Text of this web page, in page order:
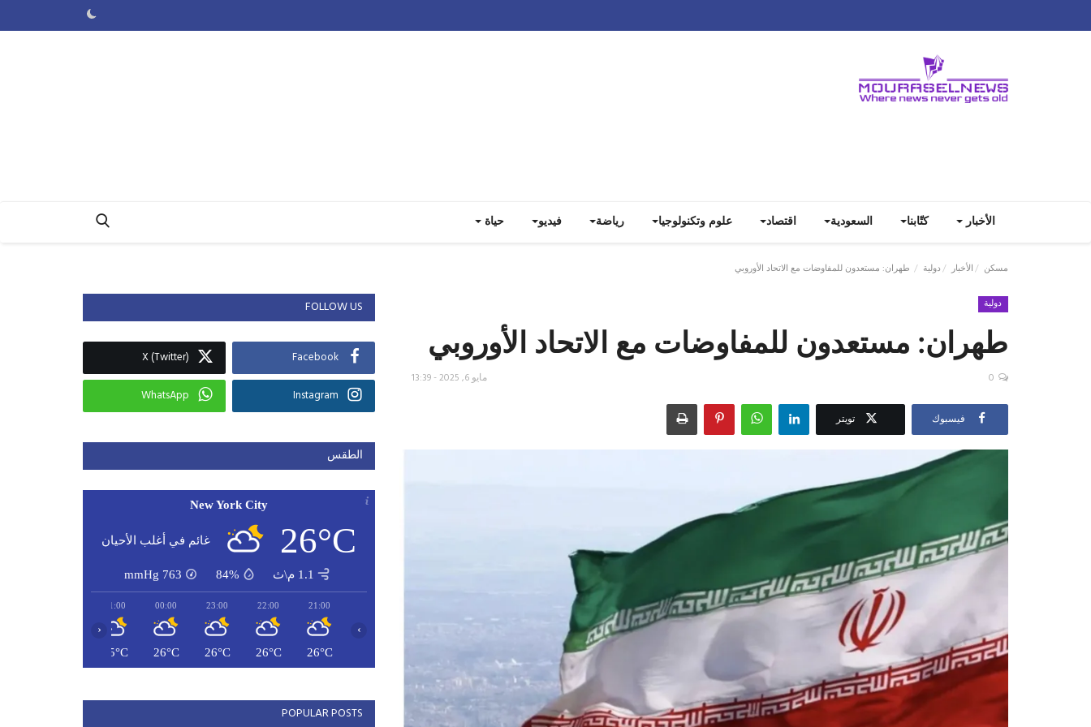
الأخبار كتّابنا السعودية اقتصاد علوم وتكنولوجيا رياضة فيديو حياة
مسكن الأخبار دولية طهران: مستعدون للمفاوضات مع الاتحاد الأوروبي
دولية
طهران: مستعدون للمفاوضات مع الاتحاد الأوروبي
مايو 6, 2025 - 13:39 0
فيسبوك تويتر
FOLLOW US
Facebook
X (Twitter)
Instagram
WhatsApp
الطقس
New York City
26°C غائم في أغلب الأحيان
1.1 م\ث 84%
763
mmHg
21:00
26°C
22:00
26°C
23:00
26°C
00:00
26°C
01:00
25°C
‹ ›
POPULAR POSTS